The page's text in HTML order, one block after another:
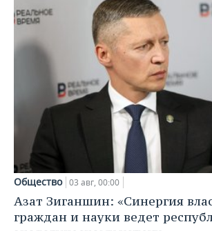
Общество 03 авг, 00:00
Азат Зиганшин: «Синергия
граждан и науки ведет